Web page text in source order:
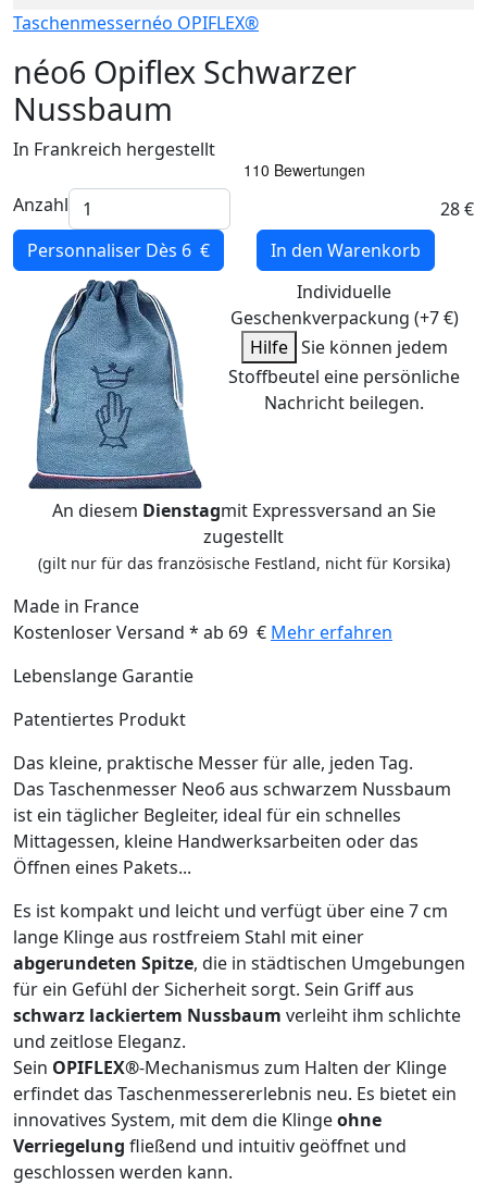
Taschenmessernéo OPIFLEX®
néo6 Opiflex Schwarzer
Nussbaum
In Frankreich hergestellt
Anzahl
28 €
Personnaliser Dès 6 €
In den Warenkorb
Individuelle
Geschenkverpackung (+7 €)
Hilfe Sie können jedem
Stoffbeutel eine persönliche
Nachricht beilegen.
An diesem Dienstagmit Expressversand an Sie
zugestellt
(gilt nur für das französische Festland, nicht für Korsika)
Made in France
Kostenloser Versand * ab 69 € Mehr erfahren
Lebenslange Garantie
Patentiertes Produkt
Das kleine, praktische Messer für alle, jeden Tag.
Das Taschenmesser Neo6 aus schwarzem Nussbaum
ist ein täglicher Begleiter, ideal für ein schnelles
Mittagessen, kleine Handwerksarbeiten oder das
Öffnen eines Pakets...
Es ist kompakt und leicht und verfügt über eine 7 cm
lange Klinge aus rostfreiem Stahl mit einer
abgerundeten Spitze, die in städtischen Umgebungen
für ein Gefühl der Sicherheit sorgt. Sein Griff aus
schwarz lackiertem Nussbaum verleiht ihm schlichte
und zeitlose Eleganz.
Sein OPIFLEX®-Mechanismus zum Halten der Klinge
erfindet das Taschenmessererlebnis neu. Es bietet ein
innovatives System, mit dem die Klingeohne
Verriegelung fließend und intuitiv geöffnet und
geschlossen werden kann.